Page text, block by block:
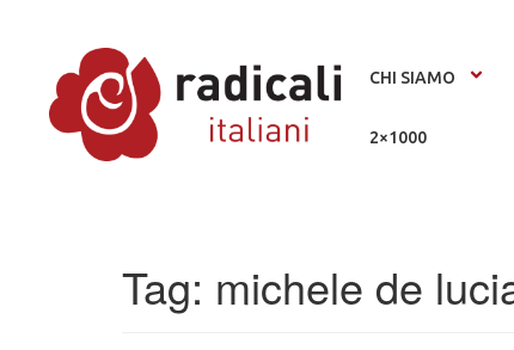
CHI SIAMO
2×1000
Tag: michele de